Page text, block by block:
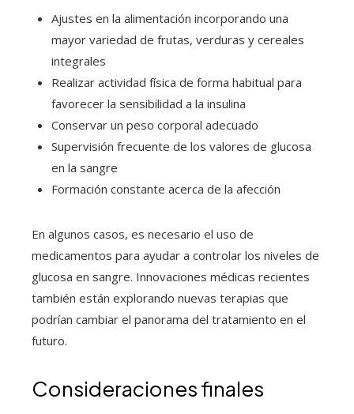
Ajustes en la alimentación incorporando una
mayor variedad de frutas, verduras y cereales
integrales
Realizar actividad física de forma habitual para
favorecer la sensibilidad a la insulina
Conservar un peso corporal adecuado
Supervisión frecuente de los valores de glucosa
en la sangre
Formación constante acerca de la afección
En algunos casos, es necesario el uso de
medicamentos para ayudar a controlar los niveles de
glucosa en sangre. Innovaciones médicas recientes
también están explorando nuevas terapias que
podrían cambiar el panorama del tratamiento en el
futuro.
Consideraciones finales